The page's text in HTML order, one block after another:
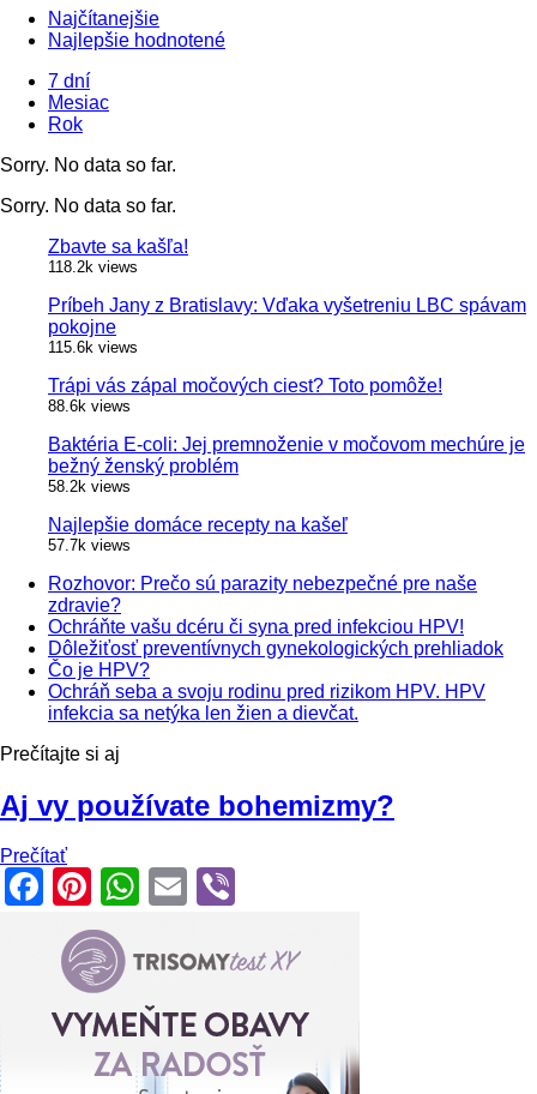
Najčítanejšie
Najlepšie hodnotené
7 dní
Mesiac
Rok
Sorry. No data so far.
Sorry. No data so far.
Zbavte sa kašľa!
118.2k views
Príbeh Jany z Bratislavy: Vďaka vyšetreniu LBC spávam
pokojne
115.6k views
Trápi vás zápal močových ciest? Toto pomôže!
88.6k views
Baktéria E-coli: Jej premnoženie v močovom mechúre je
bežný ženský problém
58.2k views
Najlepšie domáce recepty na kašeľ
57.7k views
Rozhovor: Prečo sú parazity nebezpečné pre naše
zdravie?
Ochráňte vašu dcéru či syna pred infekciou HPV!
Dôležiťosť preventívnych gynekologických prehliadok
Čo je HPV?
Ochráň seba a svoju rodinu pred rizikom HPV. HPV
infekcia sa netýka len žien a dievčat.
Prečítajte si aj
Aj vy používate bohemizmy?
Prečítať
Facebook
Pinterest
WhatsApp
Email